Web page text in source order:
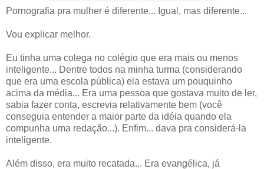
Pornografia pra mulher é diferente... Igual, mas diferente...
Vou explicar melhor.
Eu tinha uma colega no colégio que era mais ou menos
inteligente... Dentre todos na minha turma (considerando
que era uma escola pública) ela estava um pouquinho
acima da média... Era uma pessoa que gostava muito de ler,
sabia fazer conta, escrevia relativamente bem (você
conseguia entender a maior parte da idéia quando ela
compunha uma redação...). Enfim... dava pra considerá-la
inteligente.
Além disso, era muito recatada... Era evangélica, já